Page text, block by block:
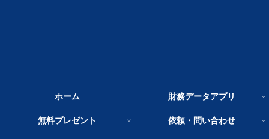
ホーム 財務データアプリ
無料プレゼント 依頼・問い合わせ